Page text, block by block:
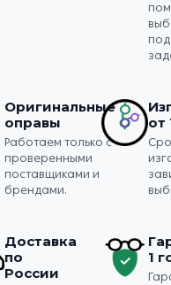
Оригинальные
оправы
Работаем только с
проверенными
поставщиками и
брендами.
от
Доставка
по
России
1